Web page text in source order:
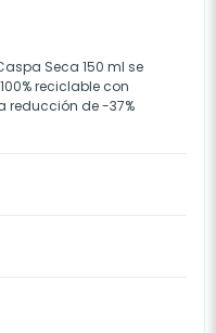
Seca 150 ml se
reciclable con
reducción de -37%